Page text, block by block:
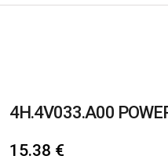
4H.4V033.A00
15.38 €